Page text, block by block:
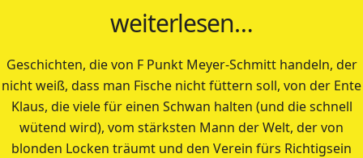
weiterlesen…
Geschichten, die von F Punkt Meyer-Schmitt handeln, der
nicht weiß, dass man Fische nicht füttern soll, von der Ente
Klaus, die viele für einen Schwan halten (und die schnell
wütend wird), vom stärksten Mann der Welt, der von
blonden Locken träumt und den Verein fürs Richtigsein